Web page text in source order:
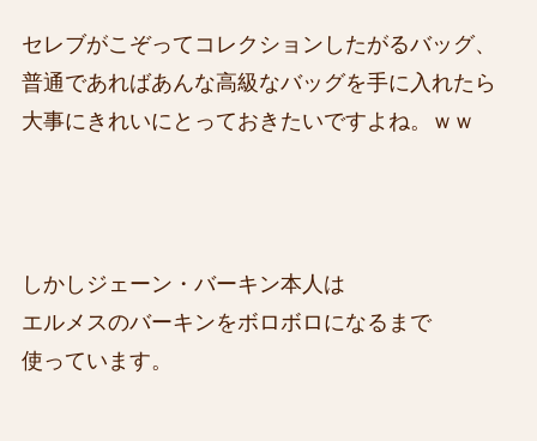
セレブがこぞってコレクションしたがるバッグ、
普通であればあんな高級なバッグを手に入れたら
大事にきれいにとっておきたいですよね。ｗｗ
しかしジェーン・バーキン本人は
エルメスのバーキンをボロボロになるまで
使っています。